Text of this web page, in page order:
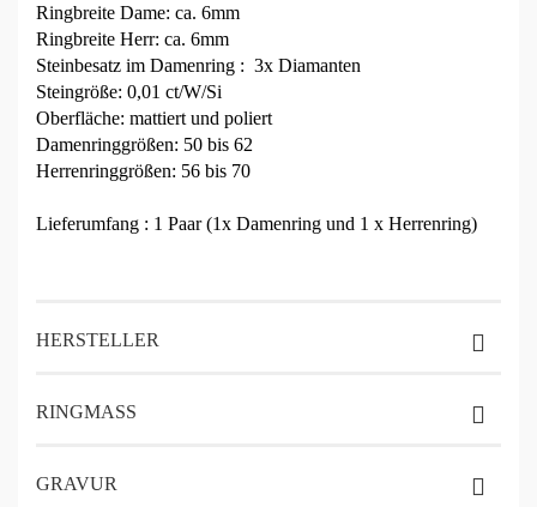
Ringbreite Dame: ca. 6mm
Ringbreite Herr: ca. 6mm
Steinbesatz im Damenring : 3x Diamanten
Steingröße: 0,01 ct/W/Si
Oberfläche: mattiert und poliert
Damenringgrößen: 50 bis 62
Herrenringgrößen: 56 bis 70
Lieferumfang : 1 Paar (1x Damenring und 1 x Herrenring)
HERSTELLER
RINGMASS
GRAVUR